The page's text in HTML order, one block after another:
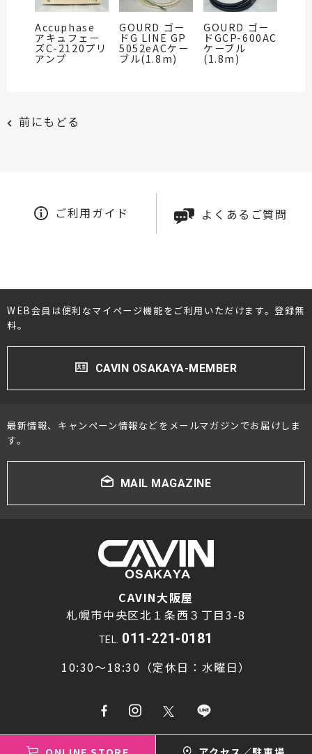
Accuphase
アキュフェー
ズC-2120プリ
アンプ
GOURD ゴー
ドG LINE GP
5052eACケー
ブル(1.8m)
GOURD ゴー
ドGCP-600AC
ケーブル
(1.8m)
前にもどる
ご利用ガイド よくあるご質問
WEB会員は便利なマイページ機能をご利用いただけます。登録無
料。
CAVIN OSAKAYA-MEMBER
最新情報、キャンペーン情報などをメールマガジンでお届けしま
す。
MAIL MAGAZINE
CAVIN大阪屋
札幌市中央区北１条西３丁目3-8
TEL. 011-221-0181
10:30～18:30（定休日：水曜日）